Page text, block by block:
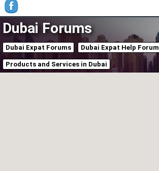
Dubai Forums
Dubai Expat Forums Dubai Expat Help Forum
Products and Services in Dubai